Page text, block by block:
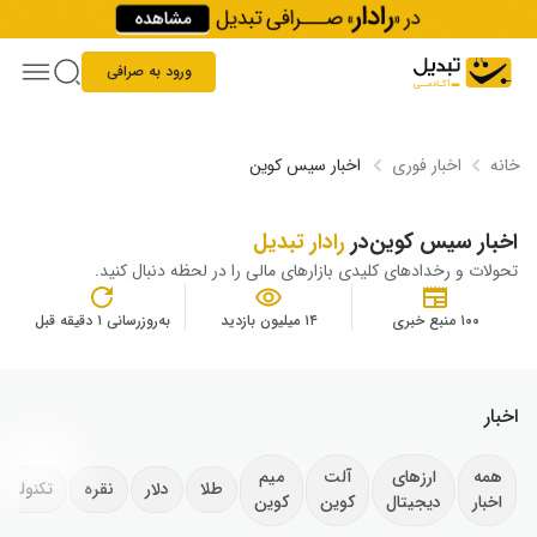
Skip to content
ورود به صرافی
خانه اخبار فوری اخبار سیس کوین
اخبار سیس کویندر رادار تبدیل
تحولات و رخدادهای کلیدی بازارهای مالی را در لحظه دنبال کنید.
۱۰۰ منبع خبری ۱۴ میلیون بازدید به‌روزرسانی ۱ دقیقه قبل
اخبار
همه
اخبار
ارزهای
دیجیتال
آلت
کوین
میم
کوین
طلا دلار نقره